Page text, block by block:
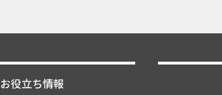
お役立ち情報